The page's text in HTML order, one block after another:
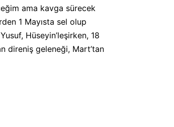
ama kavga sürecek
1 Mayısta sel olup
Hüseyin’leşirken, 18
direniş geleneği, Mart’tan